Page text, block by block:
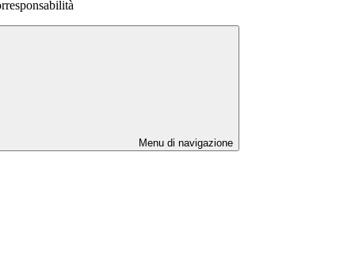
Menu di navigazione